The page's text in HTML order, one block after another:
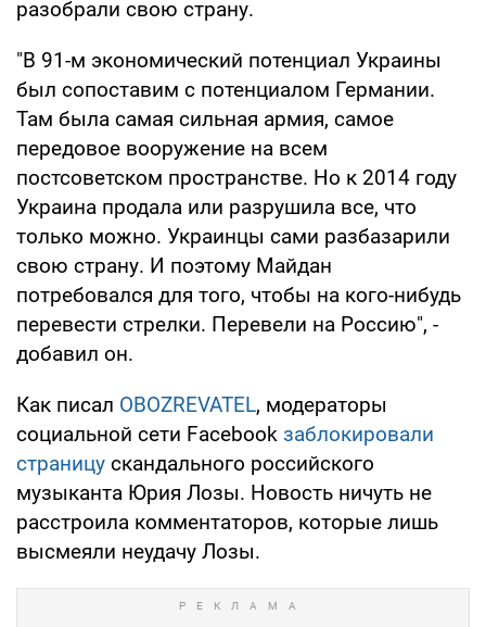
разобрали свою страну.
"В 91-м экономический потенциал Украины
был сопоставим с потенциалом Германии.
Там была самая сильная армия, самое
передовое вооружение на всем
постсоветском пространстве. Но к 2014 году
Украина продала или разрушила все, что
только можно. Украинцы сами разбазарили
свою страну. И поэтому Майдан
потребовался для того, чтобы на кого-нибудь
перевести стрелки. Перевели на Россию", -
добавил он.
Как писал OBOZREVATEL, модераторы
социальной сети Facebook заблокировали
страницу скандального российского
музыканта Юрия Лозы. Новость ничуть не
расстроила комментаторов, которые лишь
высмеяли неудачу Лозы.